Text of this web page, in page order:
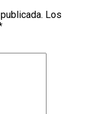
Los